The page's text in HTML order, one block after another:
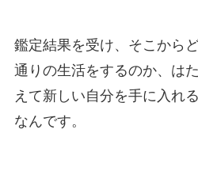
鑑定結果を受け、そこから
通りの生活をするのか、は
えて新しい自分を手に入れる
なんです。